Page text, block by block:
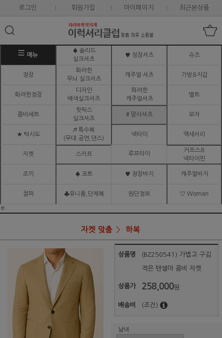
로그인 회원가입 마이페이지 최근본상품
메뉴
♠ 솔리드
실크셔츠
♥ 정장셔츠 슈즈
정장
화려한
무늬 실크셔츠
캐주얼 셔츠 가방&지갑
화려한정장
디자인
배색실크셔츠
화려한
캐주얼셔츠
벨트
콤비세트
핫픽스
실크셔츠
# 망사셔츠 모자
★ 턱시도
♬ 특수복
(무대.공연,댄스)
넥타이 액세서리
자켓 스카프 루프타이
커프스&
넥타이핀
조끼 ♠ 코트 ♥ 정장바지 캐주얼바지
점퍼 ♣유니폼,단체복 원단정보 ♡ Woman
ㅌ
자켓 맞춤 하복
상품명 (BZ250541) 가볍고 구김
적은 텐셀마 콤비 자켓
상품가 258,000원
배송비 (조건)
남녀